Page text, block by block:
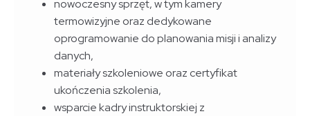
nowoczesny sprzęt, w tym kamery
termowizyjne oraz dedykowane
oprogramowanie do planowania misji i analizy
danych,
materiały szkoleniowe oraz certyfikat
ukończenia szkolenia,
wsparcie kadry instruktorskiej z